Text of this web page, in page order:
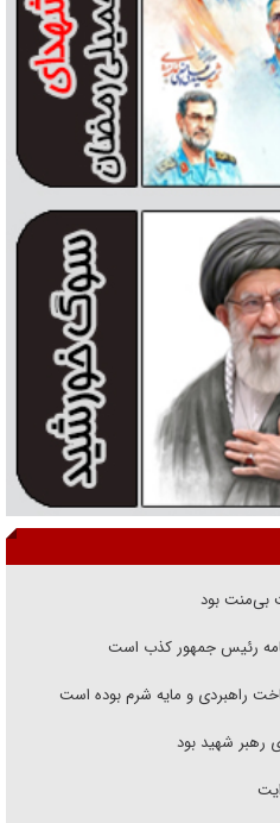
بی‌منت بود
رئیس جمهور کذب است
راهبردی و مایه شرم بوده است
رهبر شهید بود